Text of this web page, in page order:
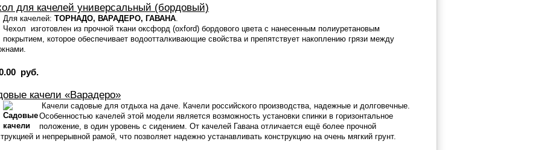
для качелей универсальный (бордовый)
Для качелей: ТОРНАДО, ВАРАДЕРО, ГАВАНА
Чехол изготовлен из прочной ткaни оксфорд (oxford) бордового цвета с нанесенным полиуретановым
покрытием, которое обеспечивает водоотталкивающие свойства и препятствует накоплению грязи между
руб.
качели «Варадеро»
Качели садовые для отдыха на даче. Качели российского производства, надежные и долговечные.
Особенностью качелей этой модели является возможность установки спинки в горизонтальное
положение, в один уровень с сидением. От качелей Гавана отличается ещё более прочной
и непрерывной рамой, что позволяет надежно устанавливать конструкцию на очень мягкий грунт.